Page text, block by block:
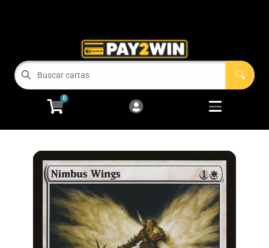
Menu
COMPRAMOS TUS CARTAS!
Magic: The Gathering Open
Pokémon Open
One Piece
Juegos de Mesa
0